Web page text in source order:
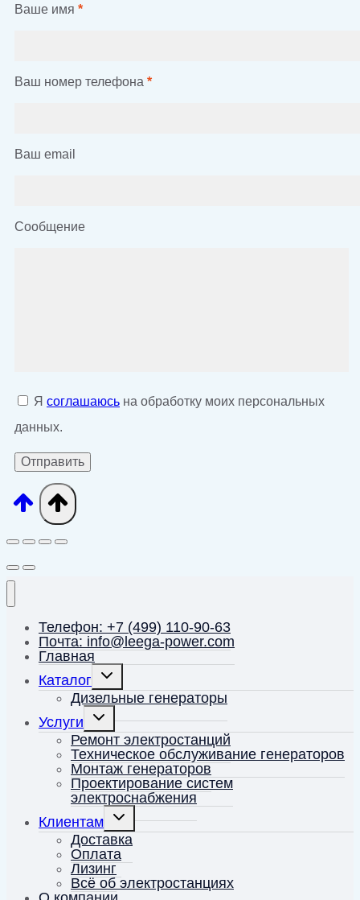
Ваше имя *
Ваш номер телефона *
Ваш email
Сообщение
Я соглашаюсь на обработку моих персональных
данных.
Телефон: +7 (499) 110-90-63
Почта: info@leega-power.com
Главная
Каталог
Переключить
дочернее
меню
Дизельные генераторы
Услуги
Переключить
дочернее
меню
Ремонт электростанций
Техническое обслуживание генераторов
Монтаж генераторов
Проектирование систем
электроснабжения
Клиентам
Переключить
дочернее
меню
Доставка
Оплата
Лизинг
Всё об электростанциях